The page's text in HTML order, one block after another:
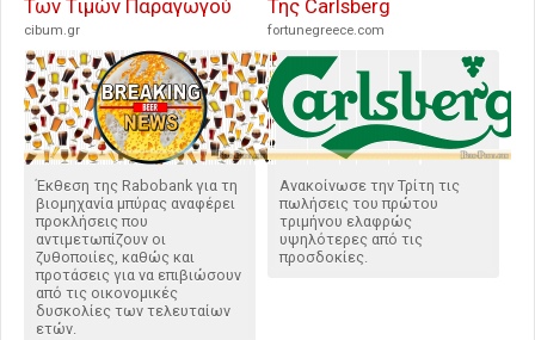
Των Τιμών Παραγωγού
cibum.gr
Έκθεση της Rabobank για τη
βιομηχανία μπύρας αναφέρει
προκλήσεις που
αντιμετωπίζουν οι
ζυθοποιίες, καθώς και
προτάσεις για να επιβιώσουν
από τις οικονομικές
δυσκολίες των τελευταίων
ετών.
Της Carlsberg
fortunegreece.com
Ανακοίνωσε την Τρίτη τις
πωλήσεις του πρώτου
τριμήνου ελαφρώς
υψηλότερες από τις
προσδοκίες.